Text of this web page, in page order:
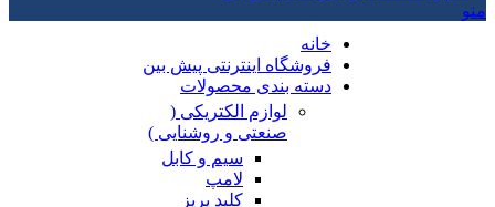
منو
خانه
فروشگاه اینترنتی پیش بین
دسته بندی محصولات
لوازم الکتریکی (
صنعتی و روشنایی )
سیم و کابل
لامپ
کلید پریز